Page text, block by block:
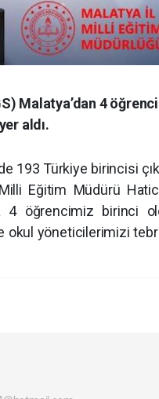
Malatya’dan 4
aldı.
193 Türkiye birincisi
Eğitim Müdürü
4 öğrencimiz birinci
yöneticilerimizi